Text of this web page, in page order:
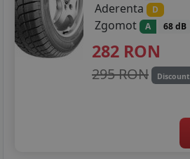
Aderenta D
Zgomot A 68 dB
282 RON
295 RON Discount